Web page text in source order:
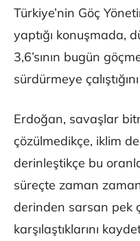
Türkiye’nin Göç
yaptığı konuşmada,
3,6’sının bugün
sürdürmeye
Erdoğan, savaşlar
çözülmedikçe, iklim
derinleştikçe bu
süreçte zaman
derinden sarsan pek
karşılaştıklarını